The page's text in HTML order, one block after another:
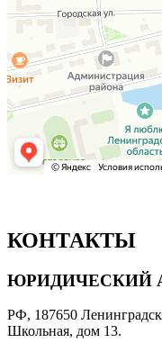
КОНТАКТЫ
ЮРИДИЧЕСКИЙ
РФ, 187650
Школьная, дом 13.